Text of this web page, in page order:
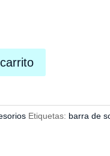
Etiquetas: barra de